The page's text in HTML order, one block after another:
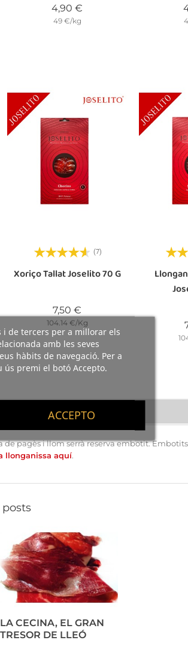
de tercers per a millorar els
amb les seves
hàbits de navegació. Per a
ús premi el botó Accepto.
ACCEPTO
4,90 €
49 €/kg
(7)
Xoriço Tallat Joselito 70 G
7,50 €
104.14 €/Kg
pagès i llom serrà reserva embotit.
llonganissa aquí.
LA CECINA, EL GRAN
TRESOR DE LLEÓ